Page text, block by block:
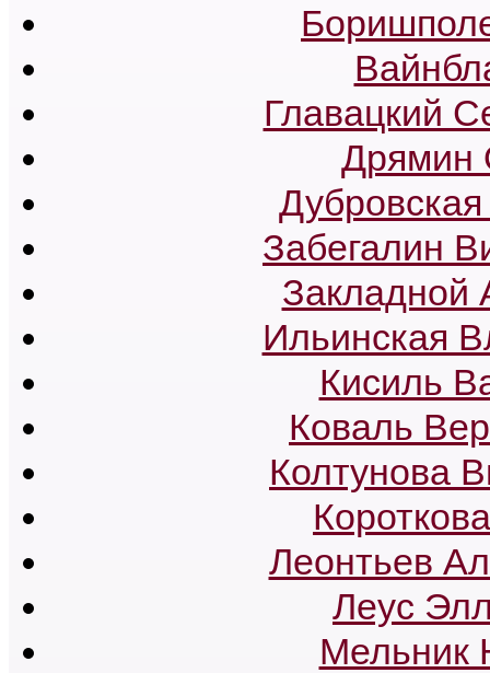
Главацкий
Дрямин
Забегалин
Закладной
Ильинская
Кисиль
Коваль
Колтунова
Леонтьев
Леус
Мельник